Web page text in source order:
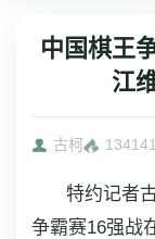
中国棋王
江
古柯 13414
特约记者
争霸赛16强战